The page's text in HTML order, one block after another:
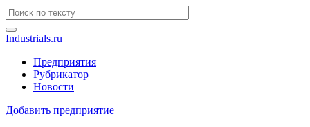
Industrials.ru
Предприятия
Рубрикатор
Новости
Добавить предприятие